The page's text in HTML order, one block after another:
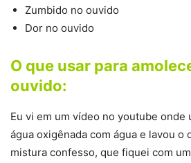
Zumbido no ouvido
Dor no ouvido
O que usar para
ouvido:
Eu vi em um vídeo no youtube onde
água oxigênada com água e lavou o
mistura confesso, que fiquei com